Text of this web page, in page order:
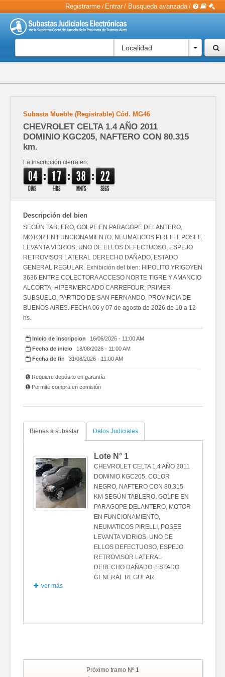
Registrarme / Entrar / Busqueda avanzada /
Localidad
Subasta Mueble (Registrable) Cód. MG46
CHEVROLET CELTA 1.4 AÑO 2011
DOMINIO KGC205, NAFTERO CON 80.315
km.
La inscripción cierra en:
04
DIAS
: 17
HRS
: 38
MNTS
: 22
SEGS
Descripción del bien
SEGÚN TABLERO, GOLPE EN PARAGOPE DELANTERO,
MOTOR EN FUNCIONAMIENTO, NEUMATICOS PIRELLI, POSEE
LEVANTA VIDRIOS, UNO DE ELLOS DEFECTUOSO, ESPEJO
RETROVISOR LATERAL DERECHO DAÑADO, ESTADO
GENERAL REGULAR. Exhibición del bien: HIPOLITO YRIGOYEN
3636 ENTRE COLECTORA ACCESO NORTE TIGRE Y AMANCIO
ALCORTA, HIPERMERCADO CARREFOUR, PRIMER
SUBSUELO, PARTIDO DE SAN FERNANDO, PROVINCIA DE
BUENOS AIRES. FECHA 06 y 07 de agosto de 2026 de 10 a 12
hs.
Inicio de inscripcion
16/06/2026 - 11:00 AM
Fecha de inicio
18/08/2026 - 11:00 AM
Fecha de fin
31/08/2026 - 11:00 AM
Requiere depósito en garantía
Permite compra en comisión
Bienes a subastar Datos Judiciales
Lote N° 1
CHEVROLET CELTA 1.4 AÑO 2011
DOMINIO KGC205, COLOR
NEGRO, NAFTERO CON 80.315
KM SEGÚN TABLERO, GOLPE EN
PARAGOPE DELANTERO, MOTOR
EN FUNCIONAMIENTO,
NEUMATICOS PIRELLI, POSEE
LEVANTA VIDRIOS, UNO DE
ELLOS DEFECTUOSO, ESPEJO
RETROVISOR LATERAL
DERECHO DAÑADO, ESTADO
GENERAL REGULAR.
ver más
Próximo tramo Nº 1